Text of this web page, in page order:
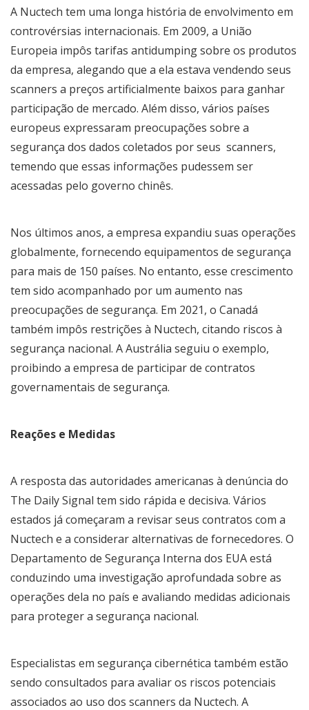
A Nuctech tem uma longa história de envolvimento em
controvérsias internacionais. Em 2009, a União
Europeia impôs tarifas antidumping sobre os produtos
da empresa, alegando que a ela estava vendendo seus
scanners a preços artificialmente baixos para ganhar
participação de mercado. Além disso, vários países
europeus expressaram preocupações sobre a
segurança dos dados coletados por seus scanners,
temendo que essas informações pudessem ser
acessadas pelo governo chinês.
Nos últimos anos, a empresa expandiu suas operações
globalmente, fornecendo equipamentos de segurança
para mais de 150 países. No entanto, esse crescimento
tem sido acompanhado por um aumento nas
preocupações de segurança. Em 2021, o Canadá
também impôs restrições à Nuctech, citando riscos à
segurança nacional. A Austrália seguiu o exemplo,
proibindo a empresa de participar de contratos
governamentais de segurança.
Reações e Medidas
A resposta das autoridades americanas à denúncia do
The Daily Signal tem sido rápida e decisiva. Vários
estados já começaram a revisar seus contratos com a
Nuctech e a considerar alternativas de fornecedores. O
Departamento de Segurança Interna dos EUA está
conduzindo uma investigação aprofundada sobre as
operações dela no país e avaliando medidas adicionais
para proteger a segurança nacional.
Especialistas em segurança cibernética também estão
sendo consultados para avaliar os riscos potenciais
associados ao uso dos scanners da Nuctech. A